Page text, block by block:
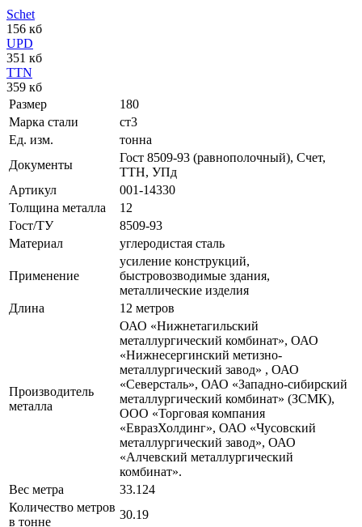
Schet
156 кб
UPD
351 кб
TTN
359 кб
Размер
180
Марка стали
ст3
Ед. изм.
тонна
Документы
Гост 8509-93 (равнополочный), Счет,
ТТН, УПд
Артикул
001-14330
Толщина металла
12
Гост/ТУ
8509-93
Материал
углеродистая сталь
Применение
усиление конструкций,
быстровозводимые здания,
металлические изделия
Длина
12 метров
Производитель
металла
ОАО «Нижнетагильский
металлургический комбинат», ОАО
«Нижнесергинский метизно-
металлургический завод» , ОАО
«Северсталь», ОАО «Западно-сибирский
металлургический комбинат» (ЗСМК),
ООО «Торговая компания
«ЕвразХолдинг», ОАО «Чусовский
металлургический завод», ОАО
«Алчевский металлургический
комбинат».
Вес метра
33.124
Количество метров
в тонне
30.19